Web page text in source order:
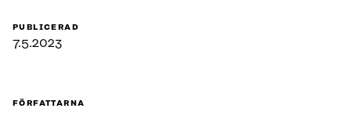
PUBLICERAD
7.5.2023
FÖRFATTARNA